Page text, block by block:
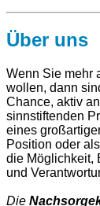
Über uns
Wenn Sie mehr
wollen, dann
Chance, aktiv
sinnstiftenden
eines
Position oder
die Möglichkeit,
und
Die